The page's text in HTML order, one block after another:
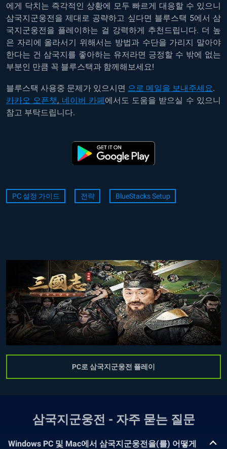
에게 닥치는 즉각적인 상황에 모두 빠르게 대응할 수 있으니
삼국지군웅전을 제대로 공략하고 싶다면 블루스택 5에서 삼
국지군웅전을 플레이하는 걸 강력하게 추천드립니다. 더 높
은 자리에 올라서기 위해서는 방법과 수단을 가리지 말아야
한다는 건 삼국지를 좋아하는 유저라면 긍정할 수 밖에 없는
부분인 만큼 꼭 블루스택과 함께해보세요!
블루스택 사용중 문제가 있으시면 으로 메일을 보내주세요.
카카오 오픈챗, 네이버 카페에서도 도움을 받으실 수 있으니
참고 부탁드립니다.
PC 설정 가이드 전략 BlueStacks Setup
PC로 삼국지군웅전 플레이
삼국지군웅전 - 자주 묻는 질문
Windows PC 및 Mac에서 삼국지군웅전을(를) 어떻게